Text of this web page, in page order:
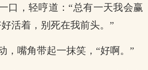
口，轻哼道：“总有一天我会赢
活着，别死在我前头。”
，嘴角带起一抹笑，“好啊。”